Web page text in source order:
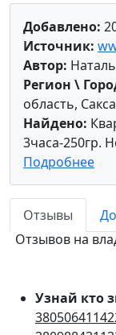
Добавлено:
Источник:
Автор:
Регион \
область,
Найдено:
3часа-250гр.
Подробнее
Отзывы
Отзывов на
Узнай кто